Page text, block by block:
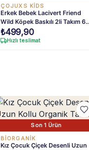
ÇOJUXS KİDS
Erkek Bebek Lacivert Friend
Wild Köpek Baskılı 2li Takım 6-
24 Ay
₺499,90
Hızlı teslimat
Son 1 Ürün
BIORGANIK
Kız Çocuk Çiçek Desenli Uzun